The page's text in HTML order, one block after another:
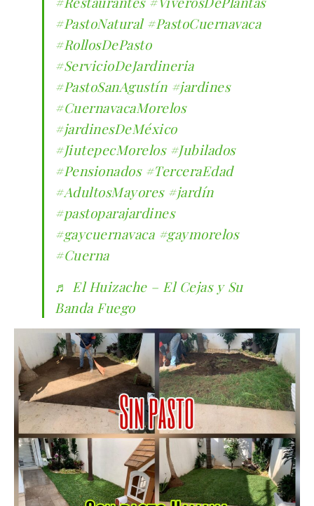
#PastoNatural #PastoCuernavaca
#RollosDePasto
#ServicioDeJardineria
#PastoSanAgustín #jardines
#CuernavacaMorelos
#jardinesDeMéxico
#JiutepecMorelos #Jubilados
#Pensionados #TerceraEdad
#AdultosMayores #jardín
#pastoparajardines
#gaycuernavaca #gaymorelos
#Cuerna
♬ El Huizache – El Cejas y Su
Banda Fuego